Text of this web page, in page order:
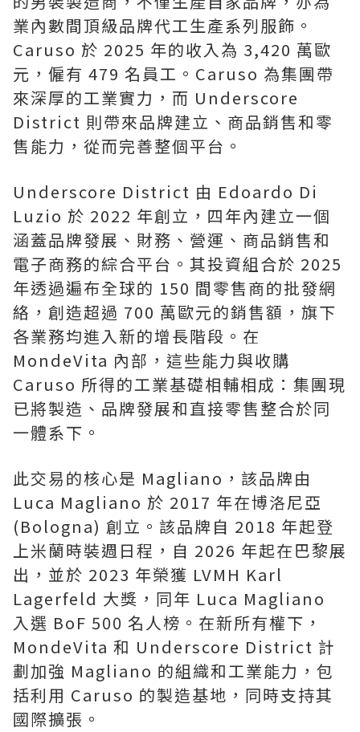
業內數間頂級品牌代工生產系列服飾。
Caruso 於 2025 年的收入為 3,420 萬歐
元，僱有 479 名員工。Caruso 為集團帶
來深厚的工業實力，而 Underscore
District 則帶來品牌建立、商品銷售和零
售能力，從而完善整個平台。
Underscore District 由 Edoardo Di
Luzio 於 2022 年創立，四年內建立一個
涵蓋品牌發展、財務、營運、商品銷售和
電子商務的綜合平台。其投資組合於 2025
年透過遍布全球的 150 間零售商的批發網
絡，創造超過 700 萬歐元的銷售額，旗下
各業務均進入新的增長階段。在
MondeVita 內部，這些能力與收購
Caruso 所得的工業基礎相輔相成：集團現
已將製造、品牌發展和直接零售整合於同
一體系下。
此交易的核心是 Magliano，該品牌由
Luca Magliano 於 2017 年在博洛尼亞
(Bologna) 創立。該品牌自 2018 年起登
上米蘭時裝週日程，自 2026 年起在巴黎展
出，並於 2023 年榮獲 LVMH Karl
Lagerfeld 大獎，同年 Luca Magliano
入選 BoF 500 名人榜。在新所有權下，
MondeVita 和 Underscore District 計
劃加強 Magliano 的組織和工業能力，包
括利用 Caruso 的製造基地，同時支持其
國際擴張。